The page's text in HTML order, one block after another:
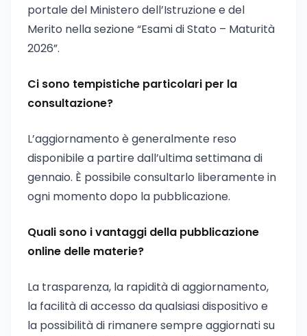
portale del Ministero dell’Istruzione e del
Merito nella sezione “Esami di Stato – Maturità
2026”.
Ci sono tempistiche particolari per la
consultazione?
L’aggiornamento è generalmente reso
disponibile a partire dall’ultima settimana di
gennaio. È possibile consultarlo liberamente in
ogni momento dopo la pubblicazione.
Quali sono i vantaggi della pubblicazione
online delle materie?
La trasparenza, la rapidità di aggiornamento,
la facilità di accesso da qualsiasi dispositivo e
la possibilità di rimanere sempre aggiornati su